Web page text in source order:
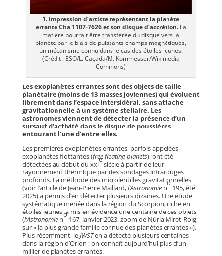
1. Impression d’artiste représentant la planète
errante Cha 1107-7626 et son disque d’accrétion.La
matière pourrait être transférée du disque vers la
planète par le biais de puissants champs magnétiques,
un mécanisme connu dans le cas des étoiles jeunes.
(Crédit : ESO/L. Caçada/M. Kommesser/Wikimedia
Commons)
Les exoplanètes errantes sont des objets de taille
planétaire (moins de 13 masses joviennes) qui évoluent
librement dans l’espace intersidéral, sans attache
gravitationnelle à un système stellaire. Les
astronomes viennent de détecter la présence d’un
sursaut d’activité dans le disque de poussières
entourant l’une d’entre elles.
Les premières exoplanètes errantes, parfois appelées
exoplanètes flottantes (free floating planets), ont été
détectées au début du xxi
e
siècle à partir de leur
rayonnement thermique par des sondages infrarouges
profonds. La méthode des microlentilles gravitationnelles
(voir l’article de Jean-Pierre Maillard,l’Astronomie n
o
195, été
2025) a permis d’en détecter plusieurs dizaines. Une étude
systématique menée dans la région du Scorpion, riche en
étoiles jeunes, a mis en évidence une centaine de ces objets
(l’Astronomie n
o
167, janvier 2023, zoom de Núria Miret-Roig,
sur « la plus grande famille connue des planètes errantes »).
Plus récemment, leJWSTen a détecté plusieurs centaines
dans la région d’Orion ; on connaît aujourd’hui plus d’un
millier de planètes errantes.